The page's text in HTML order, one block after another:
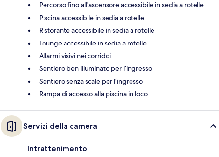
Percorso fino all'ascensore accessibile in sedia a rotelle
Piscina accessibile in sedia a rotelle
Ristorante accessibile in sedia a rotelle
Lounge accessibile in sedia a rotelle
Allarmi visivi nei corridoi
Sentiero ben illuminato per l’ingresso
Sentiero senza scale per l’ingresso
Rampa di accesso alla piscina in loco
Servizi della camera
Intrattenimento